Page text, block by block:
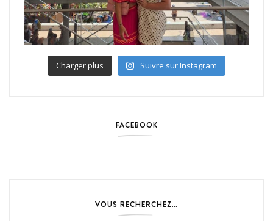
Charger plus Suivre sur Instagram
FACEBOOK
VOUS RECHERCHEZ…